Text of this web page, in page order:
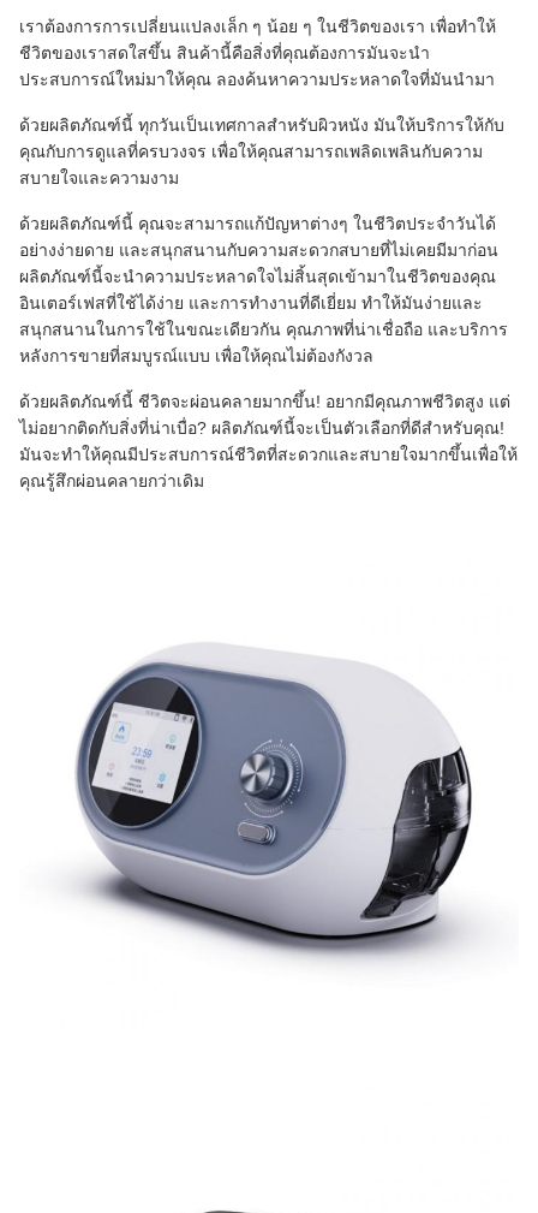
เราต้องการการเปลี่ยนแปลงเล็ก ๆ น้อย ๆ ในชีวิตของเรา เพื่อทําให้
ชีวิตของเราสดใสขึ้น สินค้านี้คือสิ่งที่คุณต้องการมันจะนํา
ประสบการณ์ใหม่มาให้คุณ ลองค้นหาความประหลาดใจที่มันนํามา
ด้วยผลิตภัณฑ์นี้ ทุกวันเป็นเทศกาลสําหรับผิวหนัง มันให้บริการให้กับ
คุณกับการดูแลที่ครบวงจร เพื่อให้คุณสามารถเพลิดเพลินกับความ
สบายใจและความงาม
ด้วยผลิตภัณฑ์นี้ คุณจะสามารถแก้ปัญหาต่างๆ ในชีวิตประจําวันได้
อย่างง่ายดาย และสนุกสนานกับความสะดวกสบายที่ไม่เคยมีมาก่อน
ผลิตภัณฑ์นี้จะนําความประหลาดใจไม่สิ้นสุดเข้ามาในชีวิตของคุณ
อินเตอร์เฟสที่ใช้ได้ง่าย และการทํางานที่ดีเยี่ยม ทําให้มันง่ายและ
สนุกสนานในการใช้ในขณะเดียวกัน คุณภาพที่น่าเชื่อถือ และบริการ
หลังการขายที่สมบูรณ์แบบ เพื่อให้คุณไม่ต้องกังวล
ด้วยผลิตภัณฑ์นี้ ชีวิตจะผ่อนคลายมากขึ้น! อยากมีคุณภาพชีวิตสูง แต่
ไม่อยากติดกับสิ่งที่น่าเบื่อ? ผลิตภัณฑ์นี้จะเป็นตัวเลือกที่ดีสําหรับคุณ!
มันจะทําให้คุณมีประสบการณ์ชีวิตที่สะดวกและสบายใจมากขึ้นเพื่อให้
คุณรู้สึกผ่อนคลายกว่าเดิม